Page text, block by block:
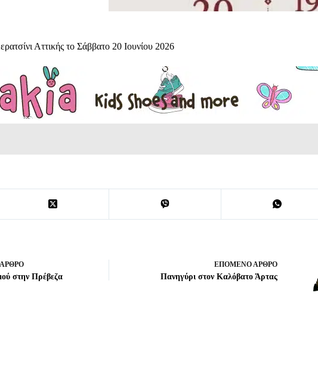
Αττικής το Σάββατο 20 Ιουνίου 2026
ΆΡΘΡΟ
στην Πρέβεζα
ΕΠΌΜΕΝΟΆΡΘΡΟ
Πανηγύρι στον Καλόβατο Άρτας